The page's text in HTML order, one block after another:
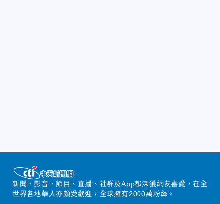
新聞、影音、節目、直播、社群及App都深獲網友喜愛，在全
世界各地華人亦頗受歡迎，全球擁有2000萬粉絲。